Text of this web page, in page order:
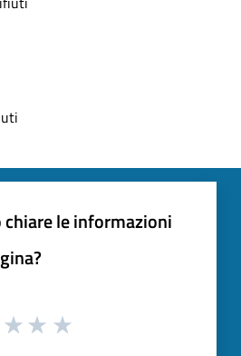
chiare le informazioni